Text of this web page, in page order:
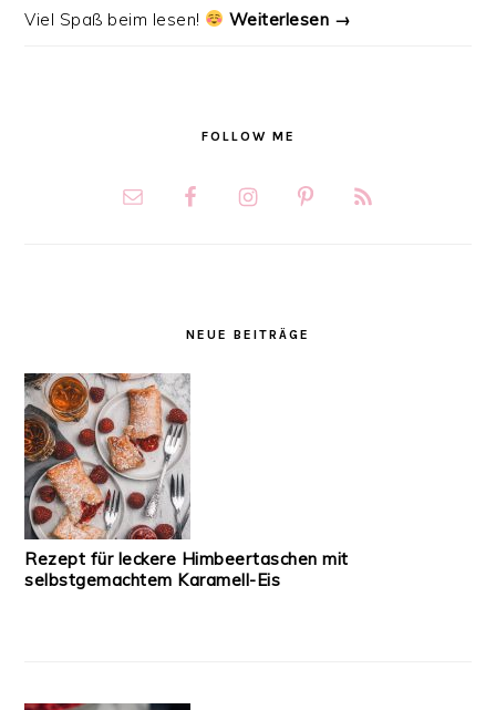
Viel Spaß beim lesen!
Weiterlesen →
FOLLOW ME
NEUE BEITRÄGE
Rezept für leckere Himbeertaschen mit
selbstgemachtem Karamell-Eis